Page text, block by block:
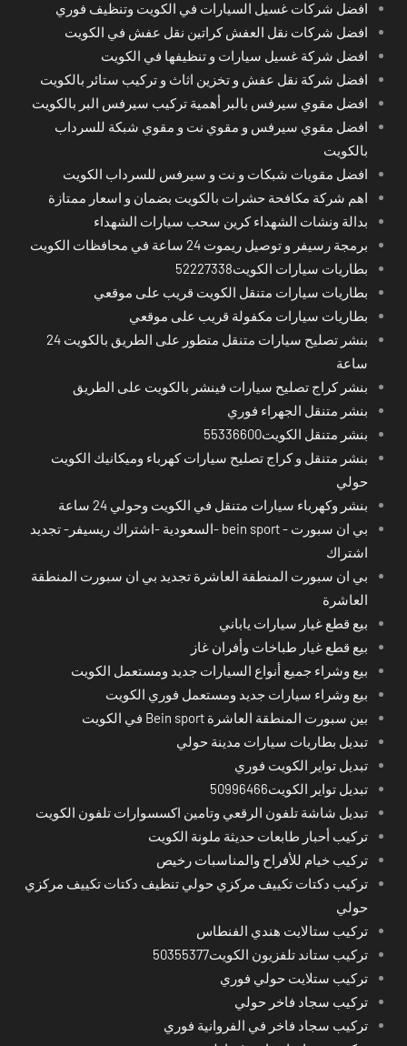
افضل شركات غسيل السيارات في الكويت وتنظيف فوري
افضل شركات نقل العفش كراتين نقل عفش في الكويت
افضل شركة غسيل سيارات و تنظيفها في الكويت
افضل شركة نقل عفش و تخزين اثاث و تركيب ستائر بالكويت
افضل مقوي سيرفس بالبر أهمية تركيب سيرفس البر بالكويت
افضل مقوي سيرفس و مقوي نت و مقوي شبكة للسرداب
بالكويت
افضل مقويات شبكات و نت و سيرفس للسرداب الكويت
اهم شركة مكافحة حشرات بالكويت بضمان و اسعار ممتازة
بدالة ونشات الشهداء كرين سحب سيارات الشهداء
برمجة رسيفر و توصيل ريموت 24 ساعة في محافظات الكويت
بطاريات سيارات الكويت52227338
بطاريات سيارات متنقل الكويت قريب على موقعي
بطاريات سيارات مكفولة قريب على موقعي
بنشر تصليح سيارات متنقل متطور على الطريق بالكويت 24
ساعة
بنشر كراج تصليح سيارات فينشر بالكويت على الطريق
بنشر متنقل الجهراء فوري
بنشر متنقل الكويت55336600
بنشر متنقل و كراج تصليح سيارات كهرباء وميكانيك الكويت
حولي
بنشر وكهرباء سيارات متنقل في الكويت وحولي 24 ساعة
بي ان سبورت - bein sport -السعودية -اشتراك ريسيفر- تجديد
اشتراك
بي ان سبورت المنطقة العاشرة تجديد بي ان سبورت المنطقة
العاشرة
بيع قطع غيار سيارات ياباني
بيع قطع غيار طباخات وأفران غاز
بيع وشراء جميع أنواع السيارات جديد ومستعمل الكويت
بيع وشراء سيارات جديد ومستعمل فوري الكويت
بين سبورت المنطقة العاشرة Bein sport في الكويت
تبديل بطاريات سيارات مدينة حولي
تبديل تواير الكويت فوري
تبديل تواير الكويت50996466
تبديل شاشة تلفون الرقعي وتامين اكسسوارات تلفون الكويت
تركيب أحبار طابعات حديثة ملونة الكويت
تركيب خيام للأفراح والمناسبات رخيص
تركيب دكتات تكييف مركزي حولي تنظيف دكتات تكييف مركزي
حولي
تركيب ستالايت هندي الفنطاس
تركيب ستاند تلفزيون الكويت50355377
تركيب ستلايت حولي فوري
تركيب سجاد فاخر حولي
تركيب سجاد فاخر في الفروانية فوري